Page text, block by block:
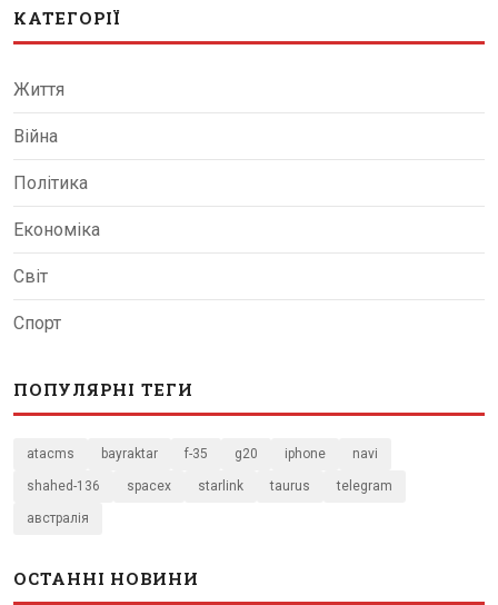
КАТЕГОРІЇ
Життя
Війна
Політика
Економіка
Світ
Спорт
ПОПУЛЯРНІ ТЕГИ
atacms bayraktar f-35 g20 iphone navi
shahed-136 spacex starlink taurus telegram
австралія
ОСТАННІ НОВИНИ